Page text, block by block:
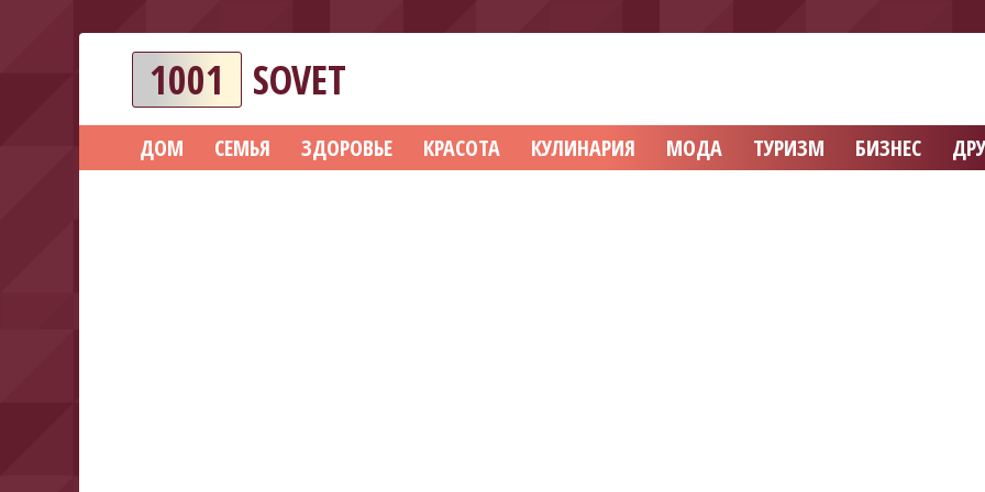
1001 SOVET
ДОМ СЕМЬЯ ЗДОРОВЬЕ КРАСОТА КУЛИНАРИЯ МОДА ТУРИЗМ БИЗНЕС